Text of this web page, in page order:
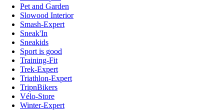
Pet and Garden
Slowood Interior
Smash-Expert
Sneak'In
Sneakids
Sport is good
Training-Fit
Trek-Expert
Triathlon-Expert
TripnBikers
Vélo-Store
Winter-Expert